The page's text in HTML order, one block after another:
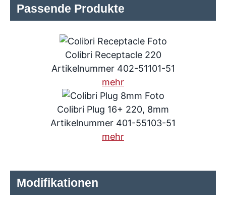
Passende Produkte
Colibri Receptacle 220
Artikelnummer 402-51101-51
mehr
Colibri Plug 16+ 220, 8mm
Artikelnummer 401-55103-51
mehr
Modifikationen